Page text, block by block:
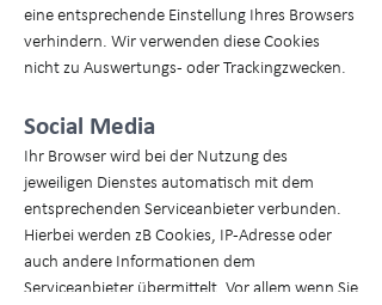
eine entsprechende Einstellung Ihres Browsers
verhindern. Wir verwenden diese Cookies
nicht zu Auswertungs- oder Trackingzwecken.
Social Media
Ihr Browser wird bei der Nutzung des
jeweiligen Dienstes automatisch mit dem
entsprechenden Serviceanbieter verbunden.
Hierbei werden zB Cookies, IP-Adresse oder
auch andere Informationen dem
Serviceanbieter übermittelt. Vor allem wenn Sie